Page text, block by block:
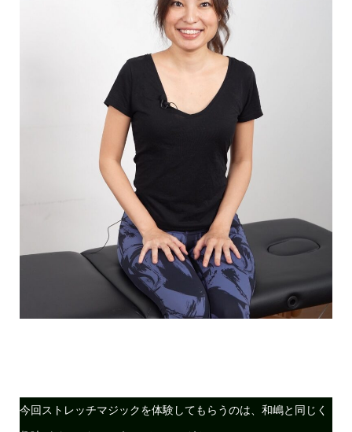
今回ストレッチマジックを体験してもらうのは、和嶋と同じく